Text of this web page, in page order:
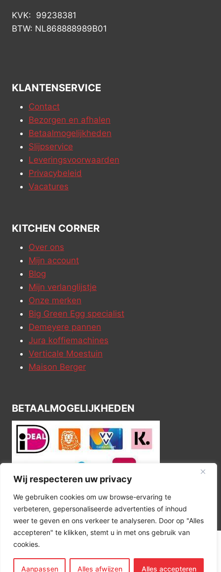
Wij respecteren uw privacy
We gebruiken cookies om uw browse-ervaring te
verbeteren, gepersonaliseerde advertenties of inhoud
weer te geven en ons verkeer te analyseren. Door op "Alles
accepteren" te klikken, stemt u in met ons gebruik van
cookies.
Aanpassen Alles afwijzen Alles accepteren
KVK: 99238381
BTW: NL868888989B01
KLANTENSERVICE
Contact
Bezorgen en afhalen
Betaalmogelijkheden
Slijpservice
Leveringsvoorwaarden
Privacybeleid
Vacatures
KITCHEN CORNER
Over ons
Mijn account
Blog
Mijn verlanglijstje
Onze merken
Big Green Egg specialist
Demeyere pannen
Jura koffiemachines
Verticale Moestuin
Maison Berger
BETAALMOGELIJKHEDEN
© 2026 Kitchen Corner